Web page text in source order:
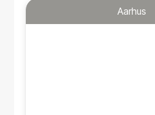
Aarhus